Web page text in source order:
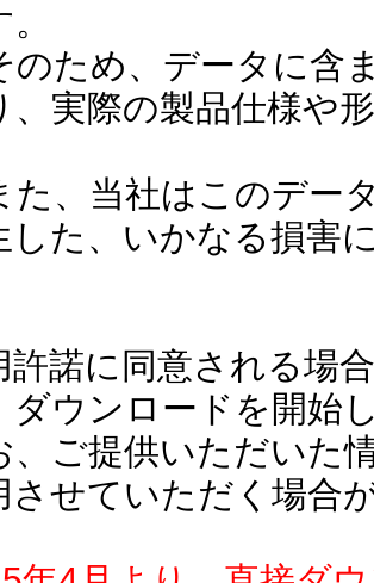
ため、データに含
、実際の製品仕様や
、当社はこのデー
した、いかなる損害
許諾に同意される場
ダウンロードを開始
、ご提供いただいた
させていただく場合